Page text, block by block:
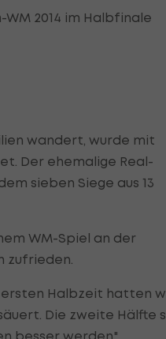
2014 im Halbfinale
wandert, wurde mit
Der ehemalige Real-
sieben Siege aus 13
WM-Spiel an der
zufrieden.
ersten Halbzeit hatten
Die zweite Hälfte
besser werden."